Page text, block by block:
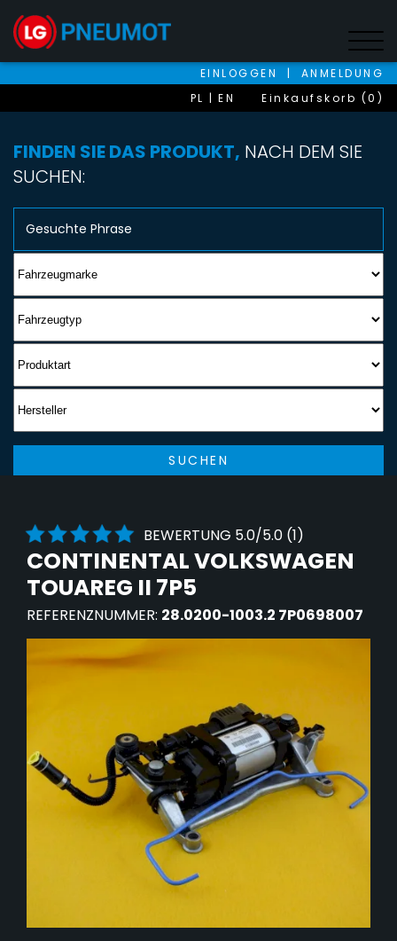
EINLOGGEN |
ANMELDUNG
PL
EN Einkaufskorb (0)
FINDEN SIE DAS PRODUKT, NACH DEM SIE
SUCHEN:
SUCHEN
BEWERTUNG 5.0/5.0 (1)
CONTINENTAL VOLKSWAGEN
TOUAREG II 7P5
REFERENZNUMMER: 28.0200-1003.2 7P0698007